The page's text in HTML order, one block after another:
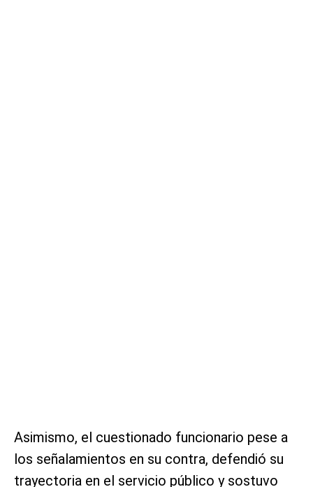
Asimismo, el cuestionado funcionario pese a
los señalamientos en su contra, defendió su
trayectoria en el servicio público y sostuvo